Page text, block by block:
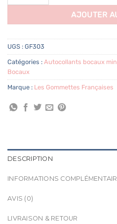
AJOUTER
UGS : GF303
Catégories : Autocollants bocaux
Bocaux
Marque : Les Gommettes Françaises
DESCRIPTION
INFORMATIONS
AVIS (0)
LIVRAISON & RETOUR